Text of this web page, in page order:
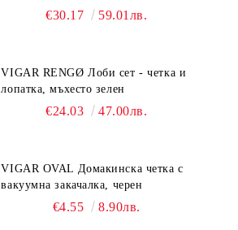
€30.17 59.01лв.
VIGAR RENGØ Лоби сет - четка и
лопатка, мъхесто зелен
€24.03 47.00лв.
VIGAR OVAL Домакинска четка с
вакуумна закачалка, черен
€4.55 8.90лв.